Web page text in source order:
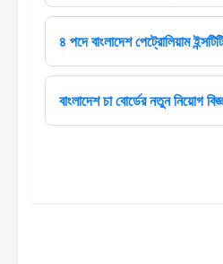
৪ পদে বাংলাদেশ পেট্রোলিয়াম
বাংলাদেশ চা বোর্ডের নতুন নিয়োগ